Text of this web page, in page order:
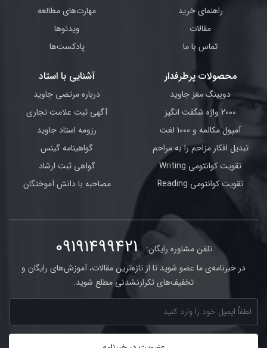
راهنمای خرید
مقالات
تماس با ما
مهارت‌های مطالعه
ویدئوها
پادکست‌ها
محصولات پرطرفدار
دوپینگ مغز جاوید
2000 واژه شگفت انگیز
آمپول مکالمه و 1000 لغت
تبدیل افکار مزاحم را به مراحم
تقویت کوانتومی Writing
تقویت کوانتومی Reading
آشنایی با استاد
درباره مرتضی جاوید
آگهی ثبت علامت تجاری
رزومه استاد جاوید
گواهینامه گینس
گواهی ثبت ارشاد
مصاحبه با دانش آموختگان
تلفن مشاوره رایگان: 09191499421
در خبرنامه‌ی ما عضو شوید تا از تازه‌ترین مقالات، آموزش‌های رایگان و
تخفیف‌های تکرارنشدنی مطلع شوید.